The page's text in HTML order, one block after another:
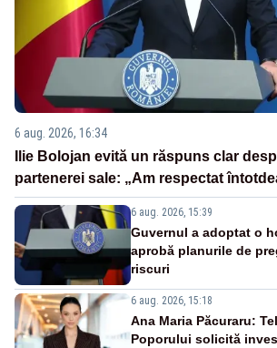
6 aug. 2026, 16:34
Ilie Bolojan evită un răspuns clar
partenerei sale: „Am respectat
6 aug. 2026, 15:39
Guvernul a adoptat o
aprobă planurile de
riscuri
6 aug. 2026, 15:18
Ana Maria Păcuraru:
Poporului solicită